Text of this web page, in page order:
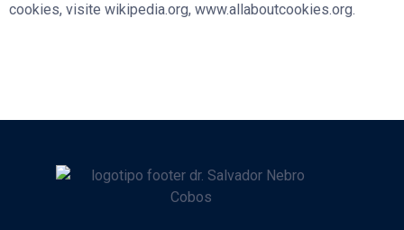
cookies, visite wikipedia.org, www.allaboutcookies.org.